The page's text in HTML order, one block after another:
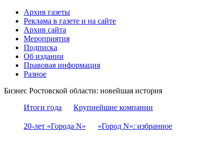
Архив газеты
Реклама в газете и на сайте
Архив сайта
Мероприятия
Подписка
Об издании
Правовая информация
Разное
Бизнес Ростовской области: новейшая история
Итоги года
Крупнейшие компании
20-лет «Города N» «Город N»: избранное